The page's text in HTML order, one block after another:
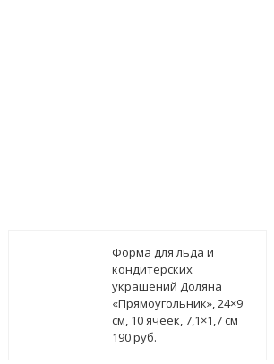
Форма для льда и
кондитерских
украшений Доляна
«Прямоугольник», 24×9
см, 10 ячеек, 7,1×1,7 см
190 руб.